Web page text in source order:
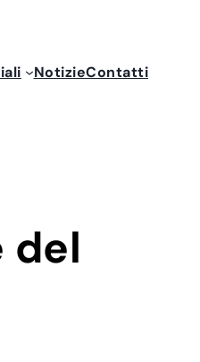
NotizieContatti
del